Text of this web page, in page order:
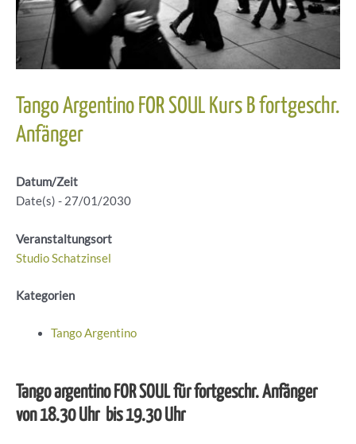
Tango Argentino FOR SOUL Kurs B fortgeschr.
Anfänger
Datum/Zeit
Date(s) - 27/01/2030
Veranstaltungsort
Studio Schatzinsel
Kategorien
Tango Argentino
Tango argentino FOR SOUL für fortgeschr. Anfänger
von 18.30 Uhr bis 19.30 Uhr